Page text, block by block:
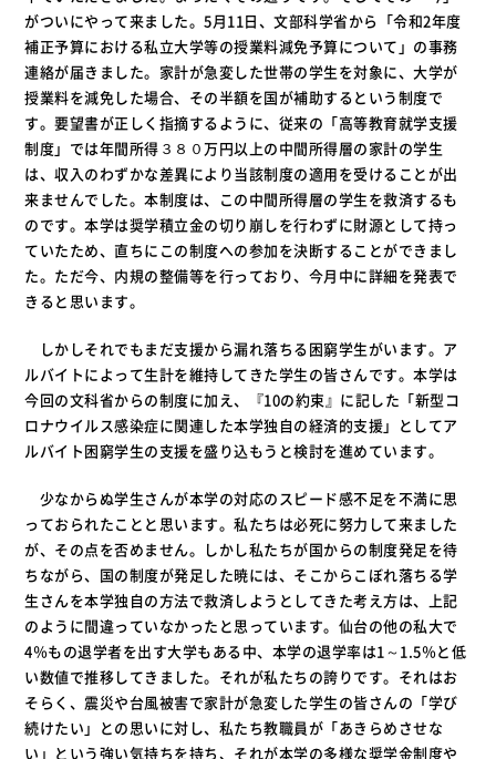
がついにやって来ました。5月11日、文部科学省から「令和2年度
補正予算における私立大学等の授業料減免予算について」の事務
連絡が届きました。家計が急変した世帯の学生を対象に、大学が
授業料を減免した場合、その半額を国が補助するという制度で
す。要望書が正しく指摘するように、従来の「高等教育就学支援
制度」では年間所得３８０万円以上の中間所得層の家計の学生
は、収入のわずかな差異により当該制度の適用を受けることが出
来ませんでした。本制度は、この中間所得層の学生を救済するも
のです。本学は奨学積立金の切り崩しを行わずに財源として持っ
ていたため、直ちにこの制度への参加を決断することができまし
た。ただ今、内規の整備等を行っており、今月中に詳細を発表で
きると思います。
しかしそれでもまだ支援から漏れ落ちる困窮学生がいます。ア
ルバイトによって生計を維持してきた学生の皆さんです。本学は
今回の文科省からの制度に加え、『10の約束』に記した「新型コ
ロナウイルス感染症に関連した本学独自の経済的支援」としてア
ルバイト困窮学生の支援を盛り込もうと検討を進めています。
少なからぬ学生さんが本学の対応のスピード感不足を不満に思
っておられたことと思います。私たちは必死に努力して来ました
が、その点を否めません。しかし私たちが国からの制度発足を待
ちながら、国の制度が発足した暁には、そこからこぼれ落ちる学
生さんを本学独自の方法で救済しようとしてきた考え方は、上記
のように間違っていなかったと思っています。仙台の他の私大で
4％もの退学者を出す大学もある中、本学の退学率は1～1.5％と低
い数値で推移してきました。それが私たちの誇りです。それはお
そらく、震災や台風被害で家計が急変した学生の皆さんの「学び
続けたい」との思いに対し、私たち教職員が「あきらめさせな
い」という強い気持ちを持ち、それが本学の多様な奨学金制度や